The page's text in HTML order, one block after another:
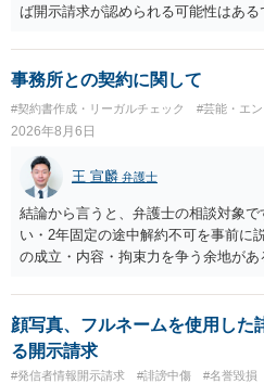
ば開示請求が認められる可能性はある
事務所との契約に関して
#契約書作成・リーガルチェック #芸能・エ
2026年8月6日
王 宣麟 弁護士
結論から言うと、弁護士の相談対象
い・2年固定の途中解約不可を事前に
の成立・内容・拘束力を争う余地が
みてはいかがでしょうか。 また同時
であれば）書面で退所意思の明確化は
顔写真、フルネームを使用した
る開示請求
#発信者情報開示請求 #誹謗中傷 #名誉毀損